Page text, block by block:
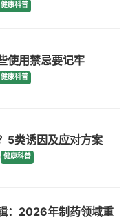
健康科普
使用禁忌要记牢
健康科普
5类诱因及应对方案
健康科普
：2026年制药领域重